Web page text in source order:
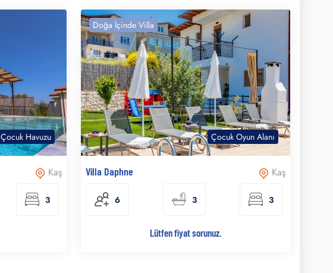
Çocuk Havuzu
Kaş
3
Doğa İçinde Villa
Çocuk Oyun Alanı
Kaş
Villa Daphne
6 3 3
Lütfen fiyat sorunuz.